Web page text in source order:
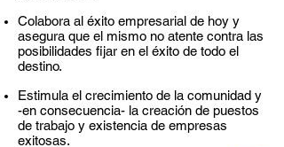
Colabora al éxito empresarial de hoy y
asegura que el mismo no atente contra las
posibilidades fijar en el éxito de todo el
destino.
Estimula el crecimiento de la comunidad y
-en consecuencia- la creación de puestos
de trabajo y existencia de empresas
exitosas.